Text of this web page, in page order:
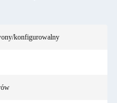
konfigurowalny